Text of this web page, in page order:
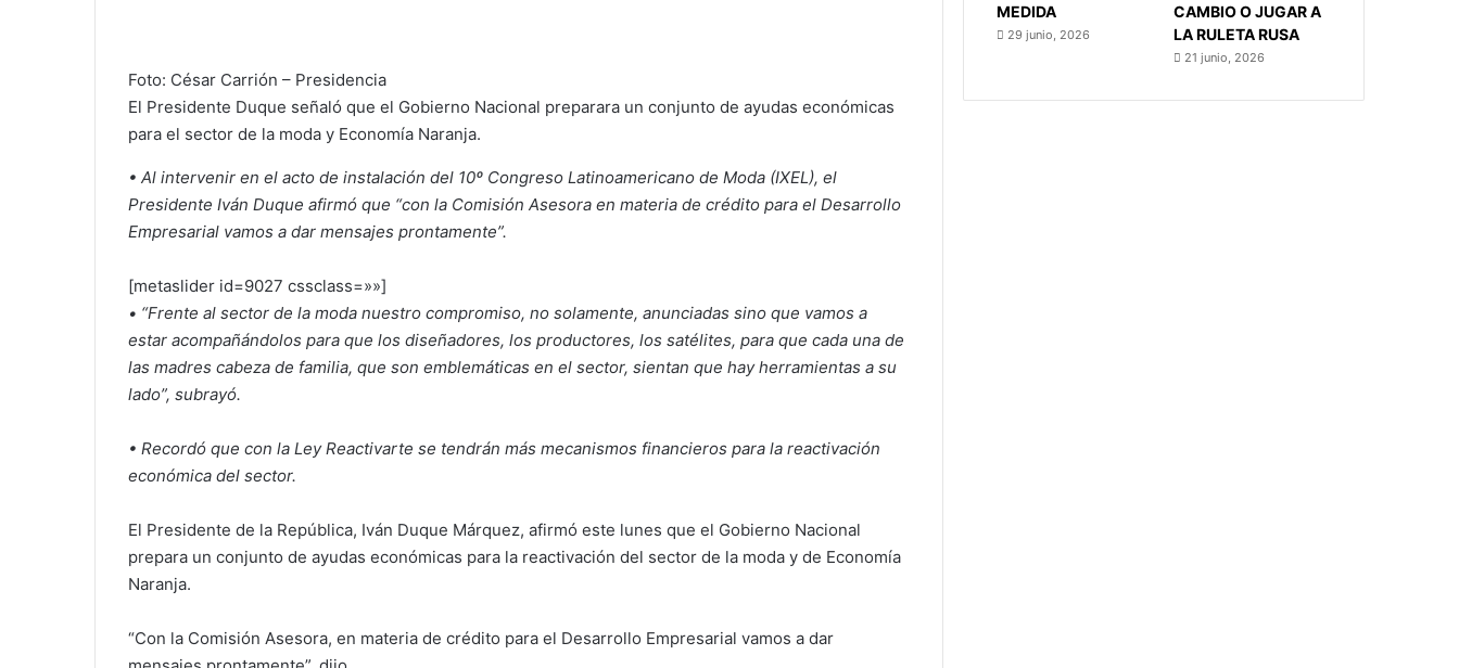
Foto: César Carrión – Presidencia
El Presidente Duque señaló que el Gobierno Nacional preparara un conjunto de ayudas económicas
para el sector de la moda y Economía Naranja.
• Al intervenir en el acto de instalación del 10º Congreso Latinoamericano de Moda (IXEL), el
Presidente Iván Duque afirmó que “con la Comisión Asesora en materia de crédito para el Desarrollo
Empresarial vamos a dar mensajes prontamente”.
[metaslider id=9027 cssclass=»»]
• “Frente al sector de la moda nuestro compromiso, no solamente, anunciadas sino que vamos a
estar acompañándolos para que los diseñadores, los productores, los satélites, para que cada una de
las madres cabeza de familia, que son emblemáticas en el sector, sientan que hay herramientas a su
lado”, subrayó.
• Recordó que con la Ley Reactivarte se tendrán más mecanismos financieros para la reactivación
económica del sector.
El Presidente de la República, Iván Duque Márquez, afirmó este lunes que el Gobierno Nacional
prepara un conjunto de ayudas económicas para la reactivación del sector de la moda y de Economía
Naranja.
“Con la Comisión Asesora, en materia de crédito para el Desarrollo Empresarial vamos a dar
MEDIDA
29 junio, 2026
CAMBIO O JUGAR A
LA RULETA RUSA
21 junio, 2026